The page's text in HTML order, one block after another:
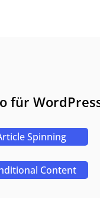
für
Spinning
Content